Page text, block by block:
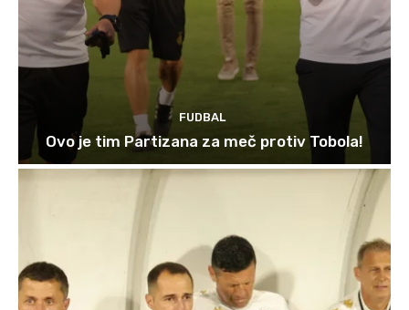
FUDBAL
Ovo je tim Partizana za meč protiv Tobola!